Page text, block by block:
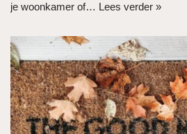
je woonkamer of… Lees verder »